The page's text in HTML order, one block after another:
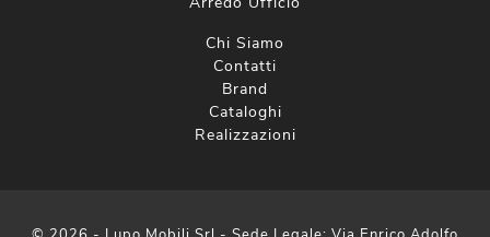
Chi Siamo
Contatti
Brand
Cataloghi
Realizzazioni